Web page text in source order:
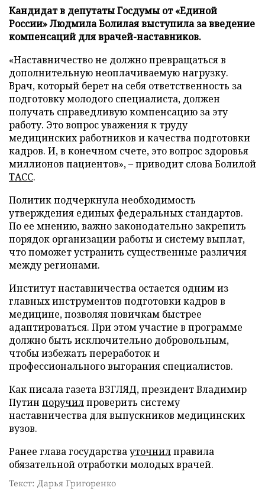
Кандидат в депутаты Госдумы от «Единой
России» Людмила Болилая выступила за введение
компенсаций для врачей-наставников.
«Наставничество не должно превращаться в
дополнительную неоплачиваемую нагрузку.
Врач, который берет на себя ответственность за
подготовку молодого специалиста, должен
получать справедливую компенсацию за эту
работу. Это вопрос уважения к труду
медицинских работников и качества подготовки
кадров. И, в конечном счете, это вопрос здоровья
миллионов пациентов», – приводит слова Болилой
ТАСС.
Политик подчеркнула необходимость
утверждения единых федеральных стандартов.
По ее мнению, важно законодательно закрепить
порядок организации работы и систему выплат,
что поможет устранить существенные различия
между регионами.
Институт наставничества остается одним из
главных инструментов подготовки кадров в
медицине, позволяя новичкам быстрее
адаптироваться. При этом участие в программе
должно быть исключительно добровольным,
чтобы избежать переработок и
профессионального выгорания специалистов.
Как писала газета ВЗГЛЯД, президент Владимир
Путин поручилпроверить систему
наставничества для выпускников медицинских
вузов.
Ранее глава государствауточнилправила
обязательной отработки молодых врачей.
Текст: Дарья Григоренко